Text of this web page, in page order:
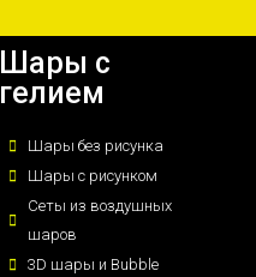
Шары с
гелием
Шары без рисунка
Шары с рисунком
Сеты из воздушных
шаров
3D шары и Bubble